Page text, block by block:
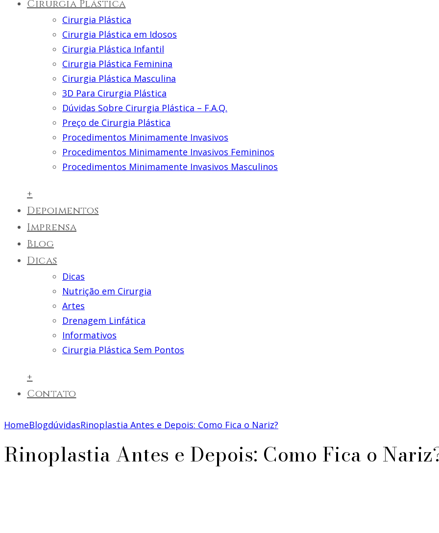
Cirurgia Plástica
Cirurgia Plástica
Cirurgia Plástica em Idosos
Cirurgia Plástica Infantil
Cirurgia Plástica Feminina
Cirurgia Plástica Masculina
3D Para Cirurgia Plástica
Dúvidas Sobre Cirurgia Plástica – F.A.Q.
Preço de Cirurgia Plástica
Procedimentos Minimamente Invasivos
Procedimentos Minimamente Invasivos Femininos
Procedimentos Minimamente Invasivos Masculinos
+
Depoimentos
Imprensa
Blog
Dicas
Dicas
Nutrição em Cirurgia
Artes
Drenagem Linfática
Informativos
Cirurgia Plástica Sem Pontos
+
Contato
HomeBlogdúvidasRinoplastia Antes e Depois: Como Fica o Nariz?
Rinoplastia Antes e Depois: Como Fica o